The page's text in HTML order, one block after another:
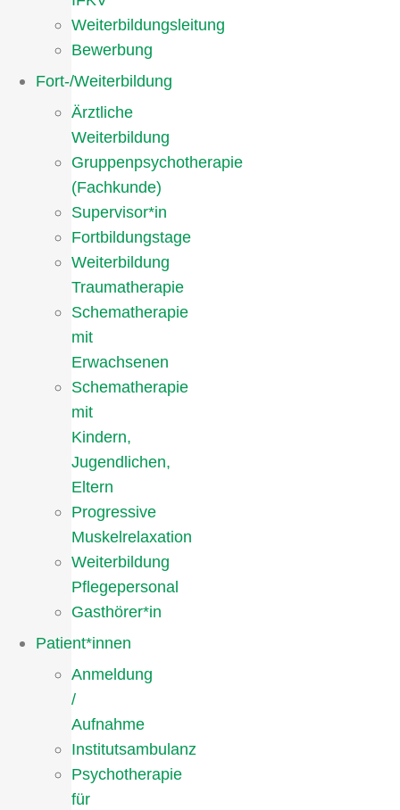
Weiterbildungsleitung
Bewerbung
Fort-/Weiterbildung
Ärztliche
Weiterbildung
Gruppenpsychotherapie
(Fachkunde)
Supervisor*in
Fortbildungstage
Weiterbildung
Traumatherapie
Schematherapie
mit
Erwachsenen
Schematherapie
mit
Kindern,
Jugendlichen,
Eltern
Progressive
Muskelrelaxation
Weiterbildung
Pflegepersonal
Gasthörer*in
Patient*innen
Anmeldung
/
Aufnahme
Institutsambulanz
Psychotherapie
für